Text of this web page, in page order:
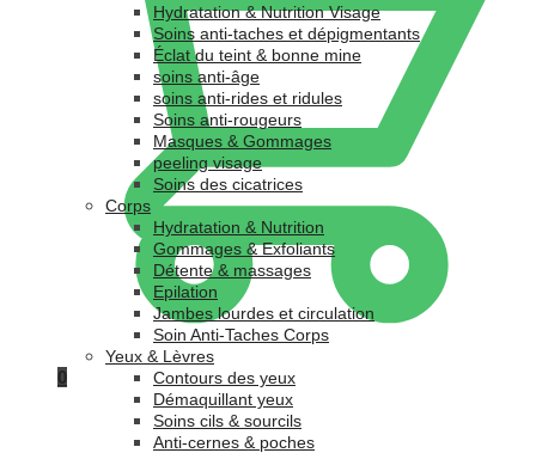
0
Hydratation & Nutrition Visage
Soins anti-taches et dépigmentants
Éclat du teint & bonne mine
soins anti-âge
soins anti-rides et ridules
Soins anti-rougeurs
Masques & Gommages
peeling visage
Soins des cicatrices
Corps
Hydratation & Nutrition
Gommages & Exfoliants
Détente & massages
Epilation
Jambes lourdes et circulation
Soin Anti-Taches Corps
Yeux & Lèvres
Contours des yeux
Démaquillant yeux
Soins cils & sourcils
Anti-cernes & poches